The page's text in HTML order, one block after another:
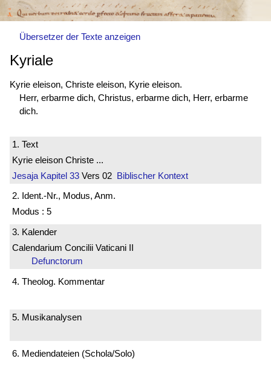
Übersetzer der Texte anzeigen
Kyriale
Kyrie eleison, Christe eleison, Kyrie eleison.
Herr, erbarme dich, Christus, erbarme dich, Herr, erbarme
dich.
1. Text
Kyrie eleison Christe ...
Jesaja Kapitel 33 Vers 02 Biblischer Kontext
2. Ident.-Nr., Modus, Anm.
Modus : 5
3. Kalender
Calendarium Concilii Vaticani II
Defunctorum
4. Theolog. Kommentar
5. Musikanalysen
6. Mediendateien (Schola/Solo)